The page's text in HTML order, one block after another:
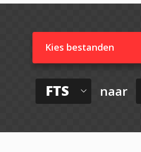
Kies bestanden
FTS naar